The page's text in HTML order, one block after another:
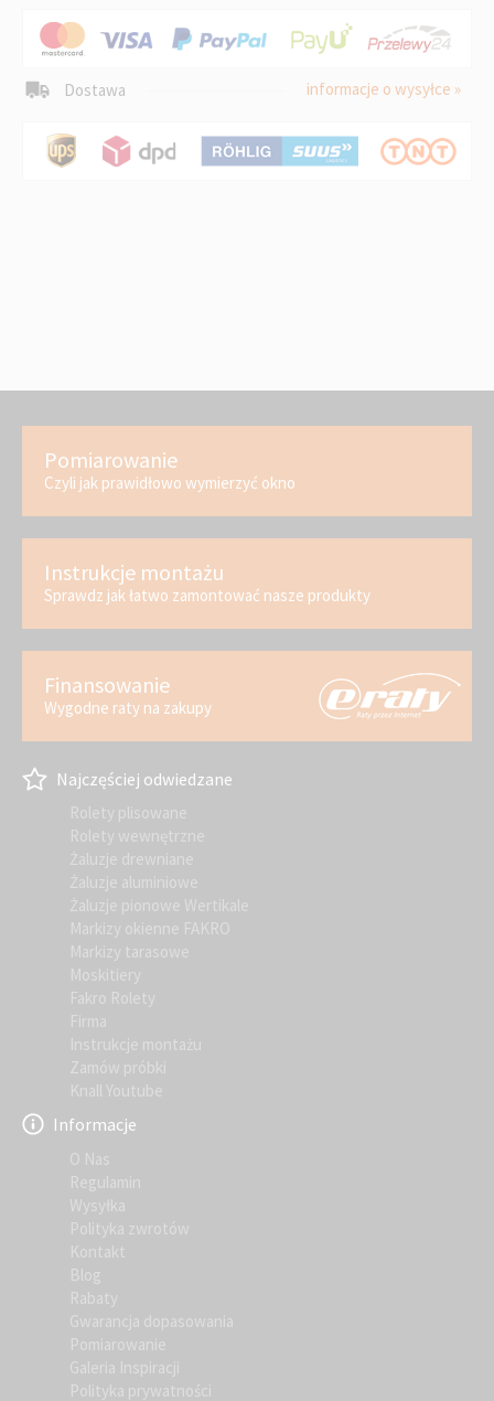
Dostawa informacje o wysyłce »
Pomiarowanie
Czyli jak prawidłowo wymierzyć okno
Instrukcje montażu
Sprawdz jak łatwo zamontować nasze produkty
Finansowanie
Wygodne raty na zakupy
Najczęściej odwiedzane
Rolety plisowane
Rolety wewnętrzne
Żaluzje drewniane
Żaluzje aluminiowe
Żaluzje pionowe Wertikale
Markizy okienne FAKRO
Markizy tarasowe
Moskitiery
Fakro Rolety
Firma
Instrukcje montażu
Zamów próbki
Knall Youtube
Informacje
O Nas
Regulamin
Wysyłka
Polityka zwrotów
Kontakt
Blog
Rabaty
Gwarancja dopasowania
Pomiarowanie
Galeria Inspiracji
Polityka prywatności